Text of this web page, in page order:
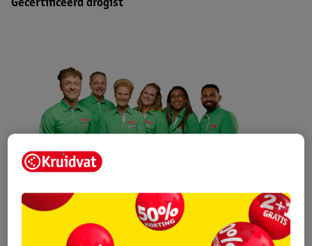
Gecertificeerd drogist
Kruidvat is een erkend specialist in